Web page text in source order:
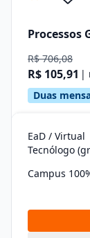
Processos
R$ 706,08
R$ 105,91 |
Duas
EaD / Virtual
Tecnólogo
Campus